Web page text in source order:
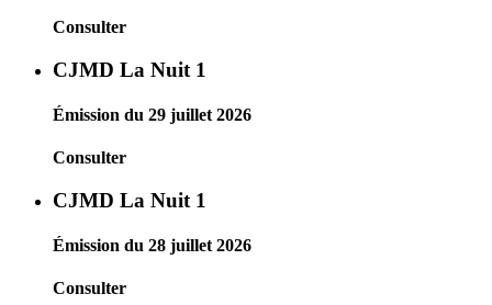
Consulter
CJMD La Nuit 1
Émission du 29 juillet 2026
Consulter
CJMD La Nuit 1
Émission du 28 juillet 2026
Consulter